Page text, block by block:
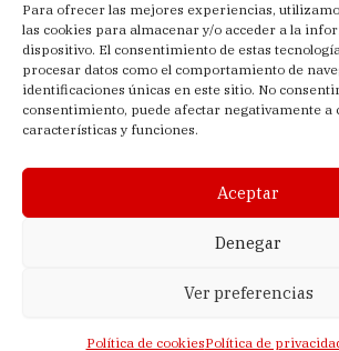
Para ofrecer las mejores experiencias,
las cookies para almacenar y/o acceder a la
dispositivo. El consentimiento de estas
procesar datos como el comportamiento de
identificaciones únicas en este sitio. No
consentimiento, puede afectar negativamente a
características y funciones.
Aceptar
Denegar
Ver preferencias
Política de cookiesPolítica de
Artículos
Semana Santa
Nosotros
Acerca de
Política de privacidad
Política de cookies (UE)
España) |Lagomedia Digital